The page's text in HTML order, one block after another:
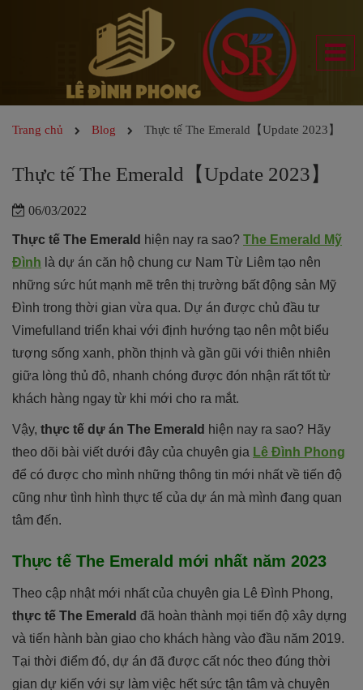
Trang chủ Blog Thực tế The Emerald【Update 2023】
Thực tế The Emerald【Update 2023】
06/03/2022
Thực tế The Emerald hiện nay ra sao? The Emerald Mỹ
Đình là dự án căn hộ chung cư Nam Từ Liêm tạo nên
những sức hút mạnh mẽ trên thị trường bất động sản Mỹ
Đình trong thời gian vừa qua. Dự án được chủ đầu tư
Vimefulland triển khai với định hướng tạo nên một biểu
tượng sống xanh, phồn thịnh và gần gũi với thiên nhiên
giữa lòng thủ đô, nhanh chóng được đón nhận rất tốt từ
khách hàng ngay từ khi mới cho ra mắt.
Vậy, thực tế dự án The Emerald hiện nay ra sao? Hãy
theo dõi bài viết dưới đây của chuyên gia Lê Đình Phong
để có được cho mình những thông tin mới nhất về tiến độ
cũng như tình hình thực tế của dự án mà mình đang quan
tâm đến.
Thực tế The Emerald mới nhất năm 2023
Theo cập nhật mới nhất của chuyên gia Lê Đình Phong,
thực tế The Emerald đã hoàn thành mọi tiến độ xây dựng
và tiến hành bàn giao cho khách hàng vào đầu năm 2019.
Tại thời điểm đó, dự án đã được cất nóc theo đúng thời
gian dự kiến với sự làm việc hết sức tận tâm và chuyên